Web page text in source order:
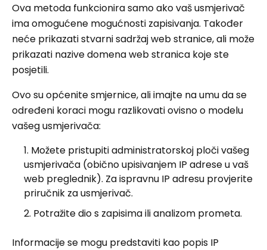
Ova metoda funkcionira samo ako vaš usmjerivač
ima omogućene mogućnosti zapisivanja. Također
neće prikazati stvarni sadržaj web stranice, ali može
prikazati nazive domena web stranica koje ste
posjetili.
Ovo su općenite smjernice, ali imajte na umu da se
određeni koraci mogu razlikovati ovisno o modelu
vašeg usmjerivača:
Možete pristupiti administratorskoj ploči vašeg
usmjerivača (obično upisivanjem IP adrese u vaš
web preglednik). Za ispravnu IP adresu provjerite
priručnik za usmjerivač.
Potražite dio s zapisima ili analizom prometa.
Informacije se mogu predstaviti kao popis IP